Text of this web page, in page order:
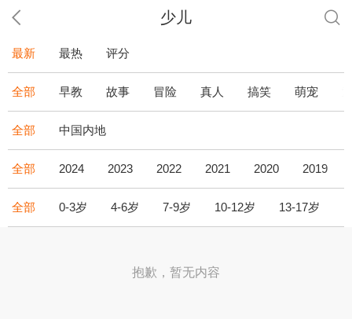
少儿
最新 最热 评分
全部 早教 故事 冒险 真人 搞笑 萌宠
全部 中国内地
全部 2024 2023 2022 2021 2020 2019
全部 0-3岁 4-6岁 7-9岁 10-12岁 13-17岁
抱歉，暂无内容